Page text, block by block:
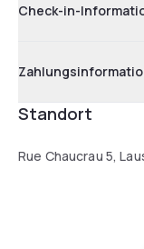
Check-in-
Standort
Rue Chaucrau 5,